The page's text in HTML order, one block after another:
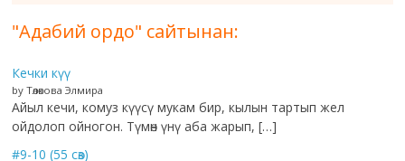
"Адабий ордо" сайтынан:
Кечки күү
by Төлөкова Элмира
Айыл кечи, комуз күүсү мукам бир, кылын тартып жел
ойдолоп ойногон. Түмөн үнү аба жарып, […]
#9-10 (55 сөз)